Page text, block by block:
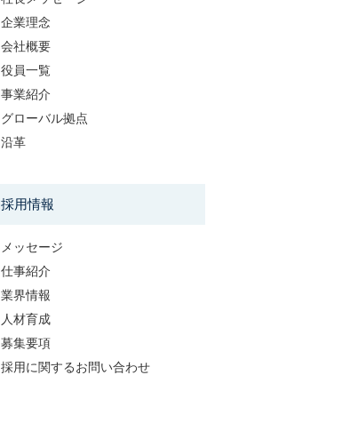
企業理念
会社概要
役員一覧
事業紹介
グローバル拠点
沿革
採用情報
メッセージ
仕事紹介
業界情報
人材育成
募集要項
採用に関するお問い合わせ